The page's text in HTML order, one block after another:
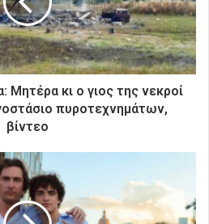
Μητέρα κι ο γιος της νεκροί
πυροτεχνημάτων,
βίντεο